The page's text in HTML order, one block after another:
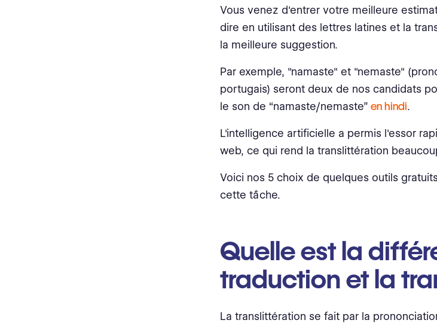
Vous venez d'entrer votre meilleure
dire en utilisant des lettres latines et la
la meilleure suggestion.
Par exemple, "namaste" et "nemaste"
portugais) seront deux de nos candidats
le son de “namaste/nemaste” en hindi.
L'intelligence artificielle a permis l'essor
web, ce qui rend la translittération
Voici nos 5 choix de quelques outils
cette tâche.
Quelle est la
traduction et la
La translittération se fait par la